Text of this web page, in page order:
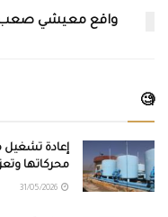
واقع معيشي صعب
🧐
إعادة تشغيل
محركاتها